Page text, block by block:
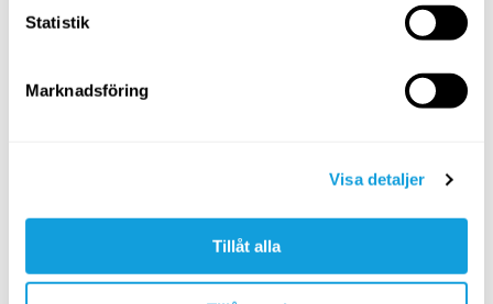
Statistik
Marknadsföring
Visa detaljer
Tillåt alla
Somatic Flow
möjlighet att mjukna varsamt.